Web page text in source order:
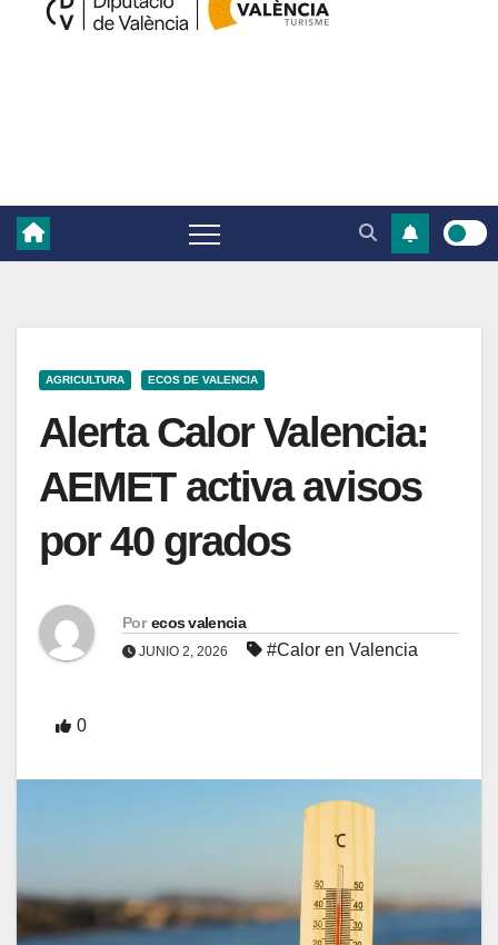
AGRICULTURA ECOS DE VALENCIA
Alerta Calor Valencia:
AEMET activa avisos
por 40 grados
Por ecos valencia
JUNIO 2, 2026 #Calor en Valencia
0